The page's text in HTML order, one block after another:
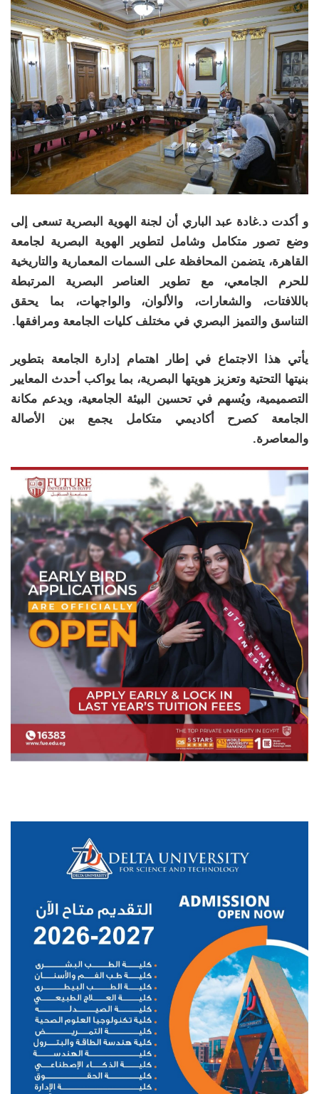
و أكدت د.غادة عبد الباري أن لجنة الهوية البصرية تسعى إلى
وضع تصور متكامل وشامل لتطوير الهوية البصرية لجامعة
القاهرة، يتضمن المحافظة على السمات المعمارية والتاريخية
للحرم الجامعي، مع تطوير العناصر البصرية المرتبطة
باللافتات، والشعارات، والألوان، والواجهات، بما يحقق
التناسق والتميز البصري في مختلف كليات الجامعة ومرافقها.
يأتي هذا الاجتماع في إطار اهتمام إدارة الجامعة بتطوير
بنيتها التحتية وتعزيز هويتها البصرية، بما يواكب أحدث المعايير
التصميمية، ويُسهم في تحسين البيئة الجامعية، ويدعم مكانة
الجامعة كصرح أكاديمي متكامل يجمع بين الأصالة
والمعاصرة.